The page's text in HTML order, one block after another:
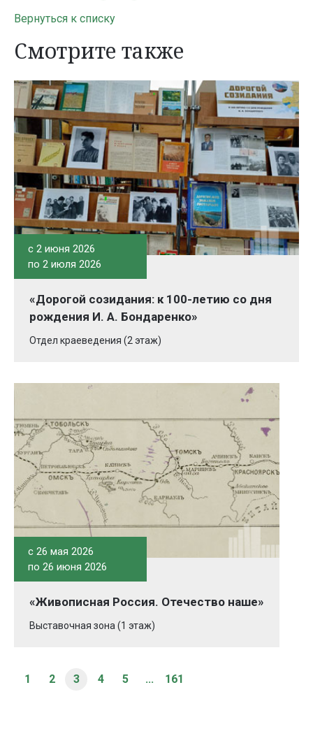
Вернуться к списку
Смотрите также
c 2 июня 2026
по 2 июля 2026
«Дорогой созидания: к 100-летию со дня
рождения И. А. Бондаренко»
Отдел краеведения (2 этаж)
c 26 мая 2026
по 26 июня 2026
«Живописная Россия. Отечество наше»
Выставочная зона (1 этаж)
1 2 3 4 5 ... 161